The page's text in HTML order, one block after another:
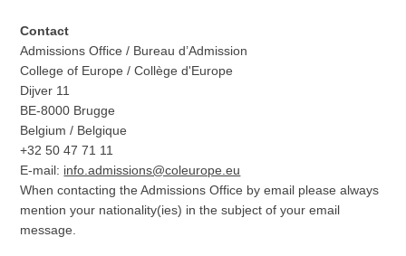
Contact
Admissions Office / Bureau d’Admission
College of Europe / Collège d'Europe
Dijver 11
BE-8000 Brugge
Belgium / Belgique
+32 50 47 71 11
E-mail: info.admissions@coleurope.eu
When contacting the Admissions Office by email please always
mention your nationality(ies) in the subject of your email
message.